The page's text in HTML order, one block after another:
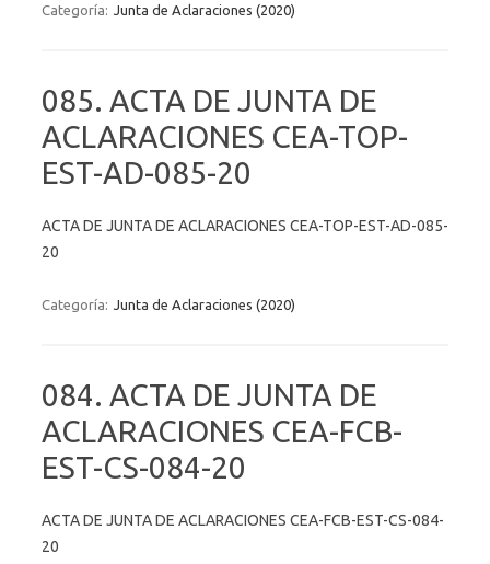
Categoría: Junta de Aclaraciones (2020)
085. ACTA DE JUNTA DE
ACLARACIONES CEA-TOP-
EST-AD-085-20
ACTA DE JUNTA DE ACLARACIONES CEA-TOP-EST-AD-085-
20
Categoría: Junta de Aclaraciones (2020)
084. ACTA DE JUNTA DE
ACLARACIONES CEA-FCB-
EST-CS-084-20
ACTA DE JUNTA DE ACLARACIONES CEA-FCB-EST-CS-084-
20